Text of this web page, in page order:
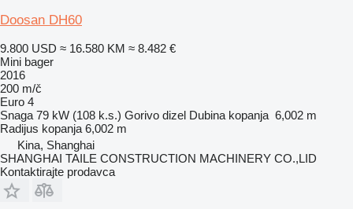
Doosan DH60
9.800 USD ≈ 16.580 KM ≈ 8.482 €
Mini bager
2016
200 m/č
Euro 4
Snaga 79 kW (108 k.s.) Gorivo dizel Dubina kopanja 6,002 m
Radijus kopanja 6,002 m
Kina, Shanghai
SHANGHAI TAILE CONSTRUCTION MACHINERY CO.,LID
Kontaktirajte prodavca